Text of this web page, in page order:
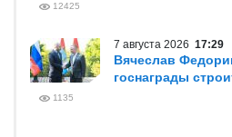
12425
7 августа 2026 17:29
Вячеслав
госнаграды
1135